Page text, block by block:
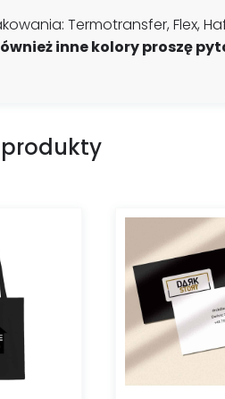
Termotransfer, Flex,
inne kolory proszę